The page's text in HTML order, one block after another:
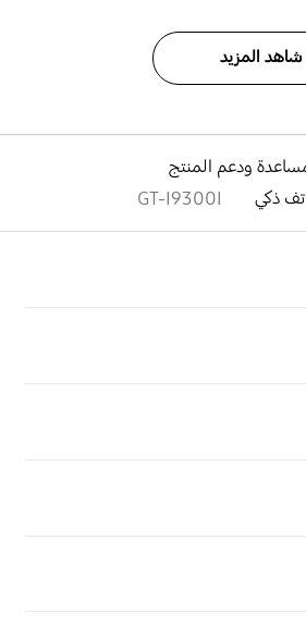
شاهد المزيد
ودعم المنتج
ذكي GT-I9300I